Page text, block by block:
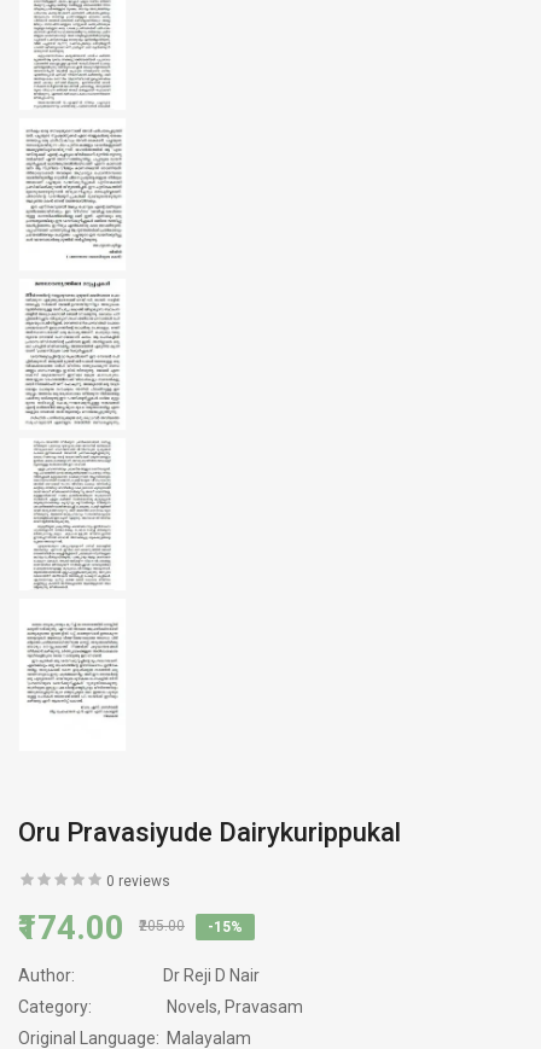
Oru Pravasiyude Dairykurippukal
0 reviews
₹174.00 ₹205.00 -15%
Author:
Dr Reji D Nair
Category:
Novels, Pravasam
Original Language: Malayalam